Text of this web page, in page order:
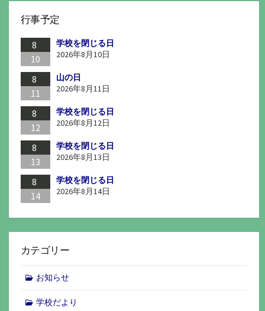
行事予定
8
10
学校を閉じる日
2026年8月10日
8
11
山の日
2026年8月11日
8
12
学校を閉じる日
2026年8月12日
8
13
学校を閉じる日
2026年8月13日
8
14
学校を閉じる日
2026年8月14日
カテゴリー
お知らせ
学校だより